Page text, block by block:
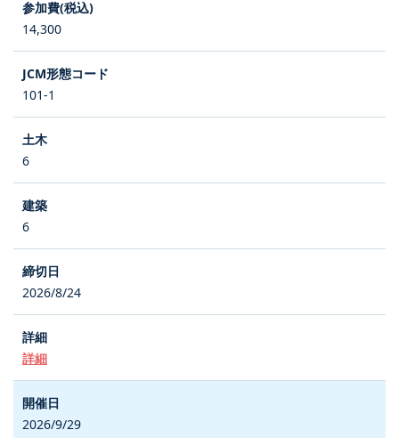
14,300
101-1
6
6
2026/8/24
詳細
2026/9/29